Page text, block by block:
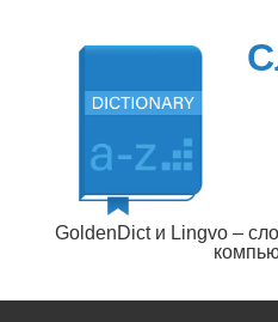
содержимому
GoldenDict и Lingvo –